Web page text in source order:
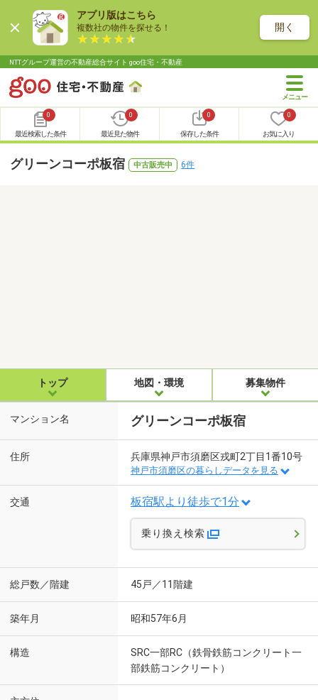
アプリ版はこちら
複数社の物件を探せる！ 開く
NTTグループ運営の不動産総合サイト goo住宅・不動産
0
最近検索した条件
0
最近見た物件
0
保存した条件
0
お気に入り
グリーンコーポ板宿 中古販売中 6件
トップ 地図・環境 募集物件
マンション名 グリーンコーポ板宿
住所 兵庫県神戸市須磨区戎町2丁目1番10号
神戸市須磨区の暮らしデータを見る
交通 板宿駅より徒歩で1分
乗り換え検索
総戸数／階建 45戸／11階建
築年月 昭和57年6月
構造
SRC一部RC（鉄骨鉄筋コンクリート一
部鉄筋コンクリート）